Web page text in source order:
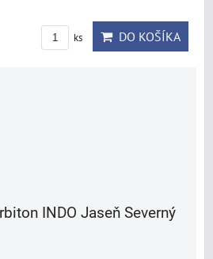
ks DO KOŠÍKA
INDO Jaseň Severný